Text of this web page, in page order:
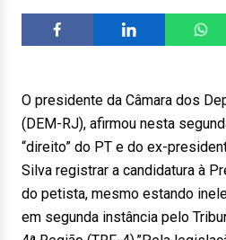
O presidente da Câmara dos
(DEM-RJ), afirmou nesta
“direito” do PT e do ex-
Silva registrar a candidatura à
do petista, mesmo estando
em segunda instância pelo